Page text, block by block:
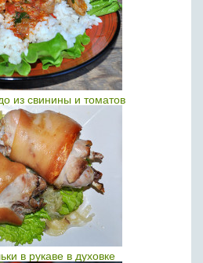
из свинины и томатов
в рукаве в духовке